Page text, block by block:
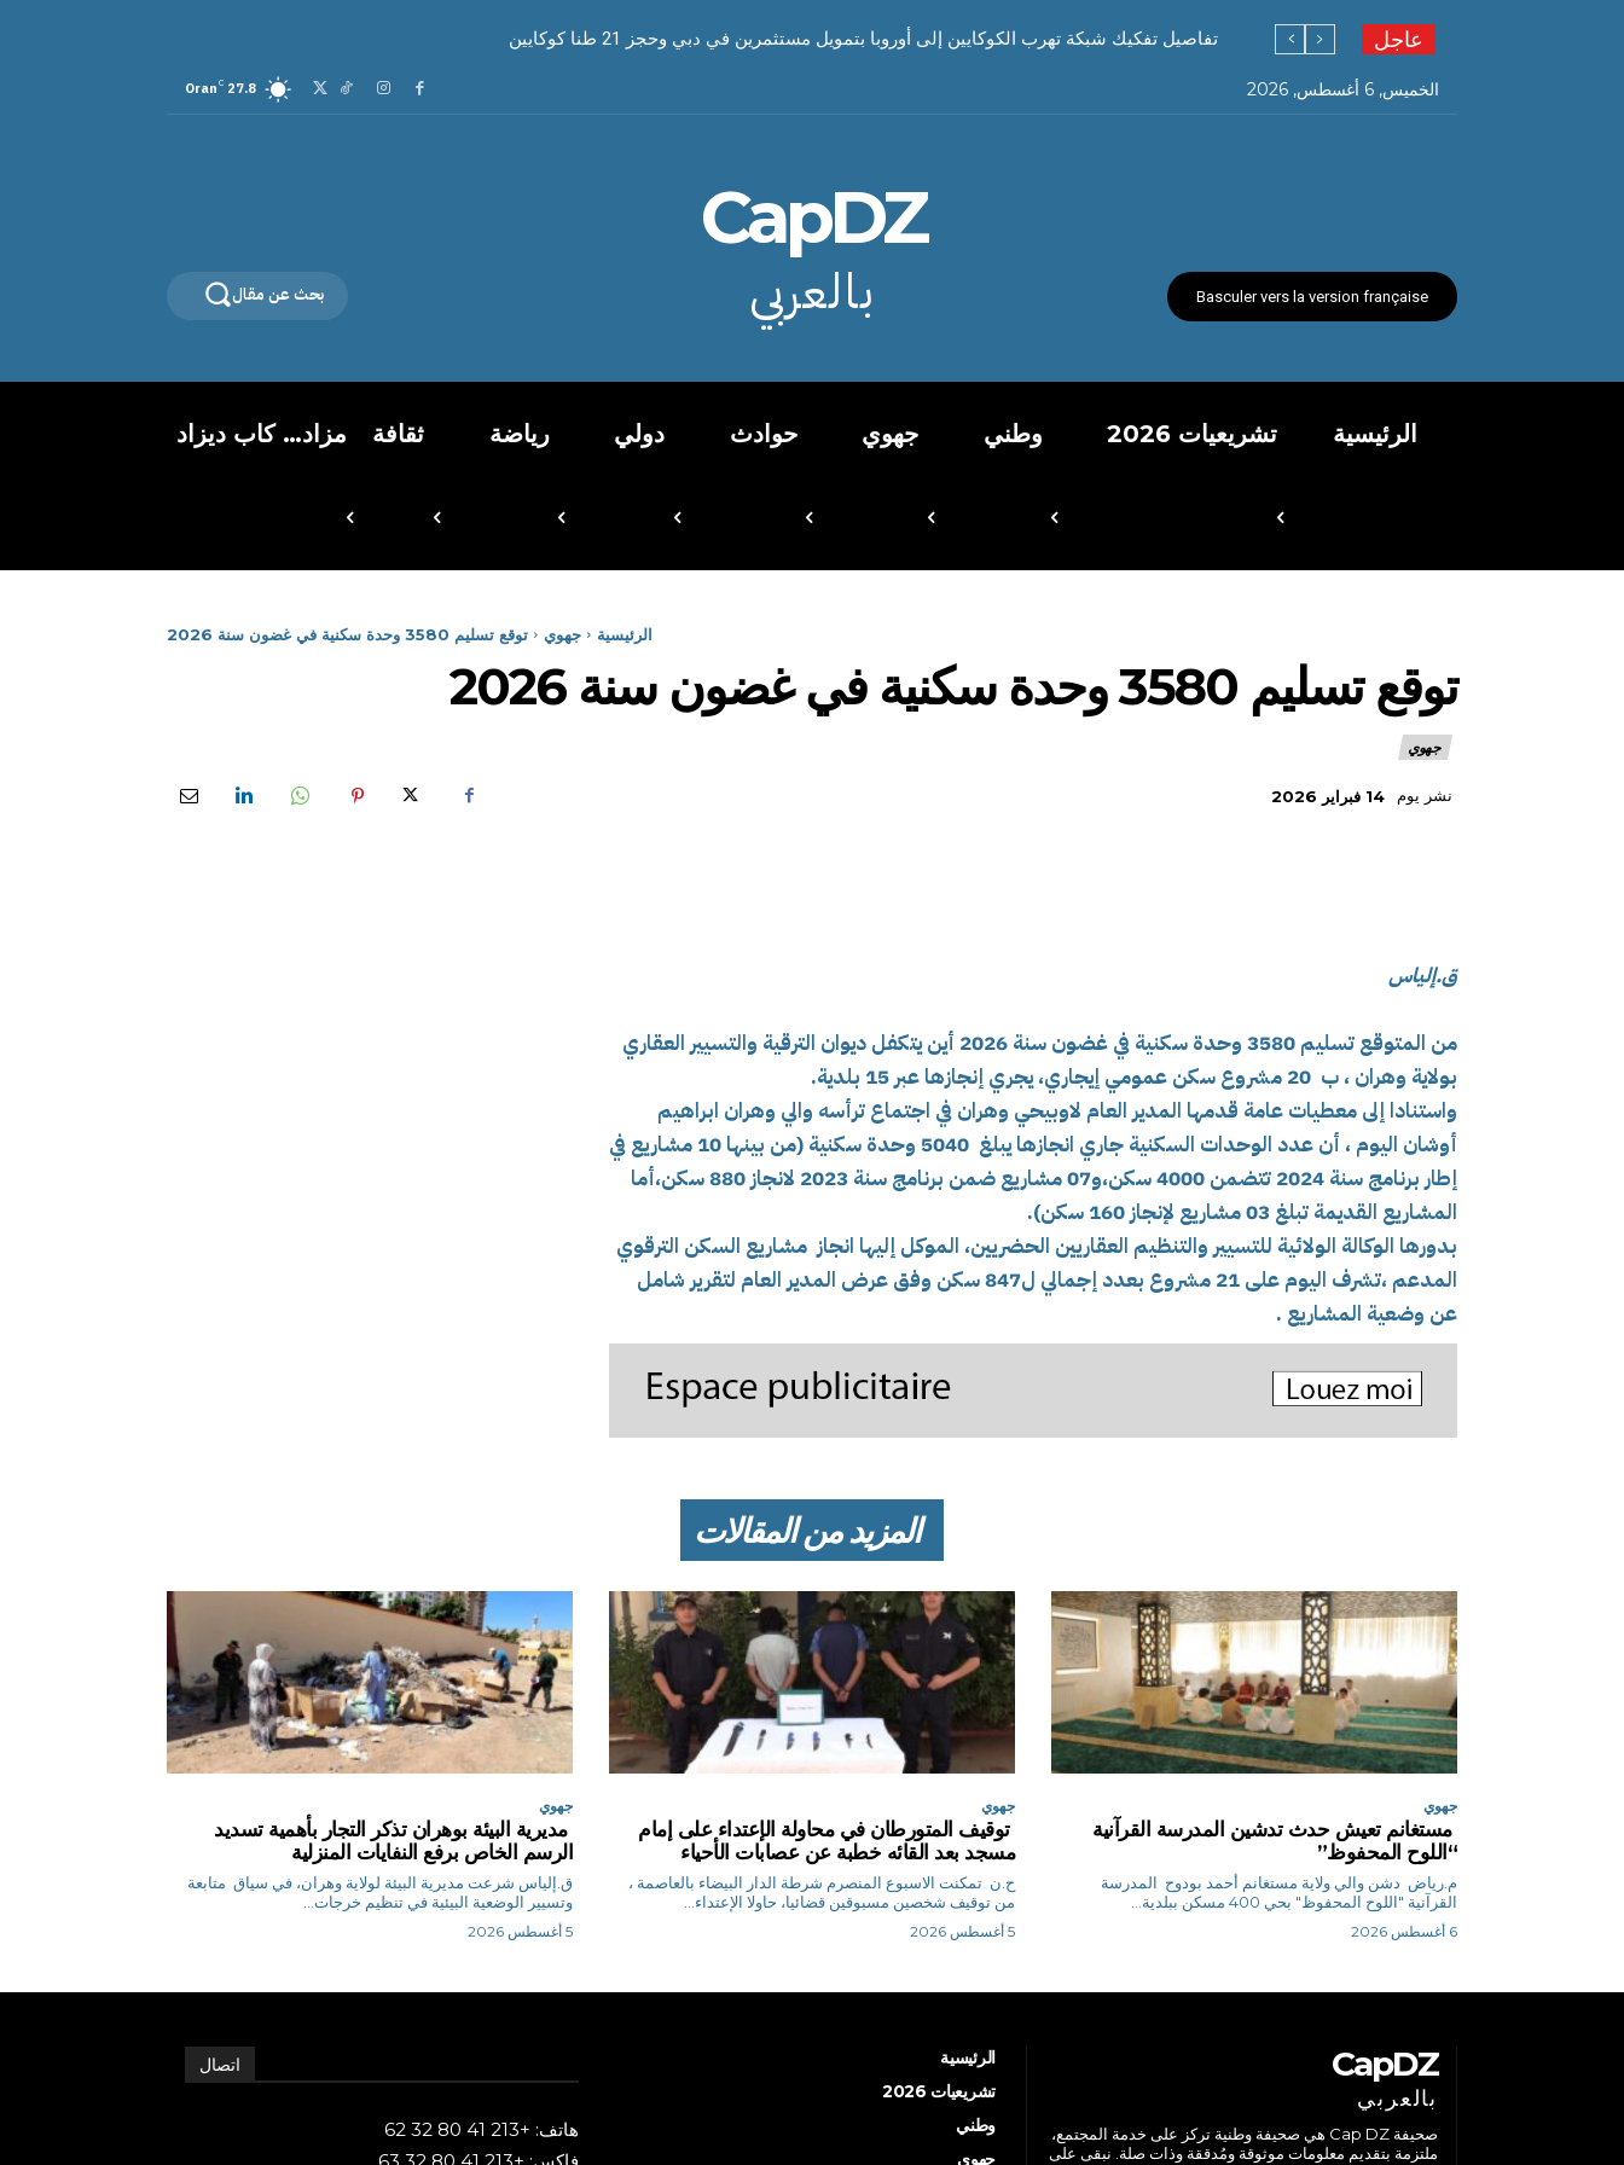
عاجل تفاصيل تفكيك شبكة تهرب الكوكايين إلى أوروبا بتمويل مستثمرين في دبي وحجز 21 طنا كوكايين
الخميس, 6 أغسطس, 2026 27.8
C
Oran
Basculer vers la version française
CapDZ
بالعربي بحث عن مقال
الرئيسية تشريعيات 2026 وطني جهوي حوادث دولي رياضة ثقافة مزاد… كاب ديزاد
الرئيسية جهوي توقع تسليم 3580 وحدة سكنية في غضون سنة 2026
توقع تسليم 3580 وحدة سكنية في غضون سنة 2026
جهوي
نشر يوم 14 فبراير 2026
ق.إلياس
من المتوقع تسليم 3580 وحدة سكنية في غضون سنة 2026 أين
يتكفل ديوان الترقية والتسيير العقاري
بولاية وهران ، ب 20 مشروع سكن عمومي إيجاري، يجري إنجازها عبر 15 بلدية.
واستنادا إلى معطيات عامة قدمها المدير العام لاوبيحي وهران في اجتماع ترأسه والي وهران ابراهيم
أوشان اليوم ، أن عدد الوحدات السكنية جاري انجازها يبلغ 5040 وحدة سكنية (من بينها 10 مشاريع في
إطار برنامج سنة 2024 تتضمن 4000 سكن،و07 مشاريع ضمن برنامج سنة 2023 لانجاز 880 سكن،أما
المشاريع القديمة تبلغ 03 مشاريع لإنجاز 160 سكن).
بدورها الوكالة الولائية للتسيير والتنظيم العقاريين الحضريين، الموكل إليها انجاز مشاريع السكن الترقوي
المدعم ،تشرف اليوم على 21 مشروع بعدد إجمالي ل847 سكن وفق عرض المدير العام لتقرير شامل
عن وضعية المشاريع .
المزيد من المقالات
جهوي
مستغانم تعيش حدث تدشين المدرسة القرآنية
“اللوح المحفوظ”
م.رياض دشن والي ولاية مستغانم أحمد بودوح المدرسة
القرآنية "اللوح المحفوظ" بحي 400 مسكن ببلدية...
6 أغسطس 2026
جهوي
توقيف المتورطان في محاولة الإعتداء على إمام
مسجد بعد القائه خطبة عن عصابات الأحياء
ح.ن تمكنت الاسبوع المنصرم شرطة الدار البيضاء بالعاصمة ،
من توقيف شخصين مسبوقين قضائيا، حاولا الإعتداء...
5 أغسطس 2026
جهوي
مديرية البيئة بوهران تذكر التجار بأهمية تسديد
الرسم الخاص برفع النفايات المنزلية
ق.إلياس شرعت مديرية البيئة لولاية وهران، في سياق متابعة
وتسيير الوضعية البيئية في تنظيم خرجات...
5 أغسطس 2026
CapDZ
بالعربي
صحيفة Cap DZ هي صحيفة وطنية تركز على خدمة المجتمع،
ملتزمة بتقديم معلومات موثوقة ومُدققة وذات صلة. نبقى على
الرئيسية
تشريعيات 2026
وطني
جهوي
اتصال
هاتف: +213 41 80 32 62